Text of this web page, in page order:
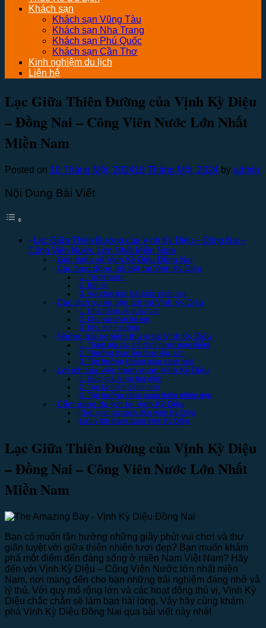
Khách sạn
Khách sạn Vũng Tàu
Khách sạn Nha Trang
Khách sạn Phú Quốc
Khách sạn Cần Thơ
Kinh nghiệm du lịch
Liên hệ
Lạc Giữa Thiên Đường của Vịnh Kỳ Diệu
– Đồng Nai – Công Viên Nước Lớn Nhất
Miền Nam
Posted on 10 Tháng Một, 202410 Tháng Một, 2024 by admin
Nội Dung Bài Viết
Lạc Giữa Thiên Đường của Vịnh Kỳ Diệu – Đồng Nai –
Công Viên Nước Lớn Nhất Miền Nam
Giới thiệu về Vịnh Kỳ Diệu Đồng Nai
Các hoạt động nổi bật tại Vịnh Kỳ Diệu
1. Trượt nước
2. Bơi lội
3. Vui chơi trên bãi biển nhân tạo
Các dịch vụ và tiện ích tại Vịnh Kỳ Diệu
1. Nhà hàng và quầy bar
2. Khu vui chơi trẻ em
3. Khu nghỉ dưỡng
Những trải nghiệm thú vị tại Vịnh Kỳ Diệu
1. Tham gia các trò chơi nước mạo hiểm
2. Thưởng thức ẩm thực đặc sản
3. Tận hưởng không gian xanh mát
Lợi ích của việc tham quan Vịnh Kỳ Diệu
1. Giúp giải trí và thư giãn
2. Tạo kỷ niệm đáng nhớ
3. Tận hưởng cảnh quan thiên nhiên đẹp
Cẩm nang du lịch tại Vịnh Kỳ Diệu
Thời gian và cách đến Vịnh Kỳ Diệu
Lưu ý khi tham quan Vịnh Kỳ Diệu
Lạc Giữa Thiên Đường của Vịnh Kỳ Diệu
– Đồng Nai – Công Viên Nước Lớn Nhất
Miền Nam
Bạn có muốn tận hưởng những giây phút vui chơi và thư
giãn tuyệt vời giữa thiên nhiên tươi đẹp? Bạn muốn khám
phá một điểm đến đáng sống ở miền Nam Việt Nam? Hãy
đến với Vịnh Kỳ Diệu – Công Viên Nước lớn nhất miền
Nam, nơi mang đến cho bạn những trải nghiệm đáng nhớ và
lý thú. Với quy mô rộng lớn và các hoạt động thú vị, Vịnh Kỳ
Diệu chắc chắn sẽ làm bạn hài lòng. Vậy hãy cùng khám
phá Vịnh Kỳ Diệu Đồng Nai qua bài viết này nhé!